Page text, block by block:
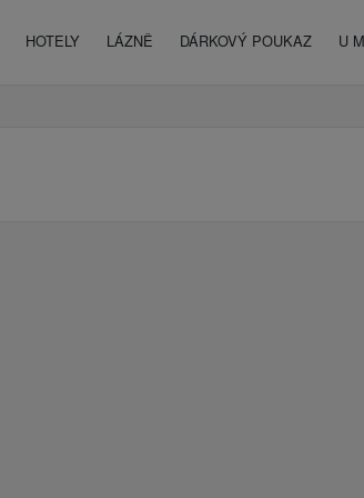
HOTELY LÁZNĚ DÁRKOVÝ POUKAZ U